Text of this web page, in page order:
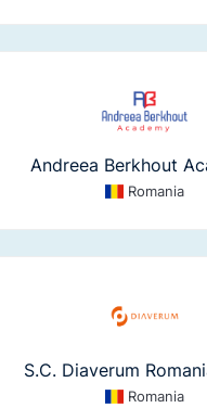
Andreea Berkhout
Romania
S.C. Diaverum
Romania